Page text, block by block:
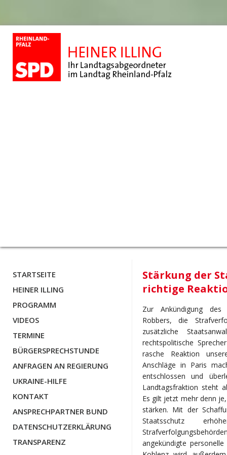
STARTSEITE
HEINER ILLING
PROGRAMM
VIDEOS
TERMINE
BÜRGERSPRECHSTUNDE
ANFRAGEN AN REGIERUNG
UKRAINE-HILFE
KONTAKT
ANSPRECHPARTNER BUND
DATENSCHUTZERKLÄRUNG
TRANSPARENZ
Stärkung der
richtige
Zur Ankündigung des
Robbers, die
zusätzliche
rechtspolitische
rasche Reaktion
Anschläge in Paris
entschlossen und
Landtagsfraktion steht
Es gilt jetzt mehr denn
stärken. Mit der
Staatsschutz
angekündigte